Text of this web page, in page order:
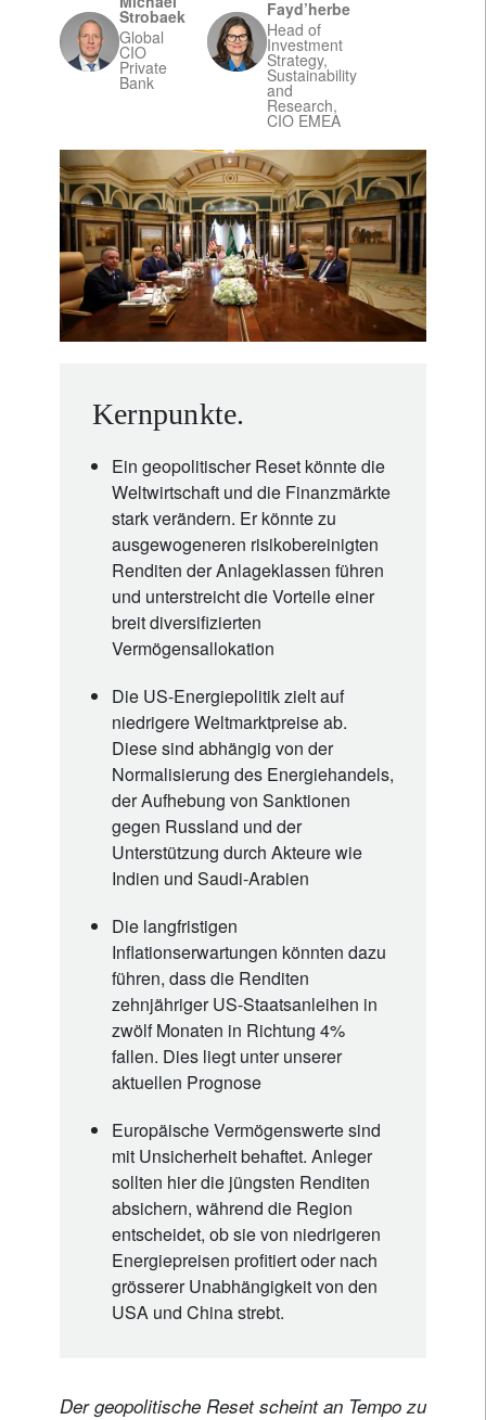
Strobaek
Global
CIO
Private
Bank
Fayd’herbe
Head of
Investment
Strategy,
Sustainability
and
Research,
CIO EMEA
Kernpunkte.
Ein geopolitischer Reset könnte die
Weltwirtschaft und die Finanzmärkte
stark verändern. Er könnte zu
ausgewogeneren risikobereinigten
Renditen der Anlageklassen führen
und unterstreicht die Vorteile einer
breit diversifizierten
Vermögensallokation
Die US-Energiepolitik zielt auf
niedrigere Weltmarktpreise ab.
Diese sind abhängig von der
Normalisierung des Energiehandels,
der Aufhebung von Sanktionen
gegen Russland und der
Unterstützung durch Akteure wie
Indien und Saudi-Arabien
Die langfristigen
Inflationserwartungen könnten dazu
führen, dass die Renditen
zehnjähriger US-Staatsanleihen in
zwölf Monaten in Richtung 4%
fallen. Dies liegt unter unserer
aktuellen Prognose
Europäische Vermögenswerte sind
mit Unsicherheit behaftet. Anleger
sollten hier die jüngsten Renditen
absichern, während die Region
entscheidet, ob sie von niedrigeren
Energiepreisen profitiert oder nach
grösserer Unabhängigkeit von den
USA und China strebt.
Der geopolitische Reset scheint an Tempo zu